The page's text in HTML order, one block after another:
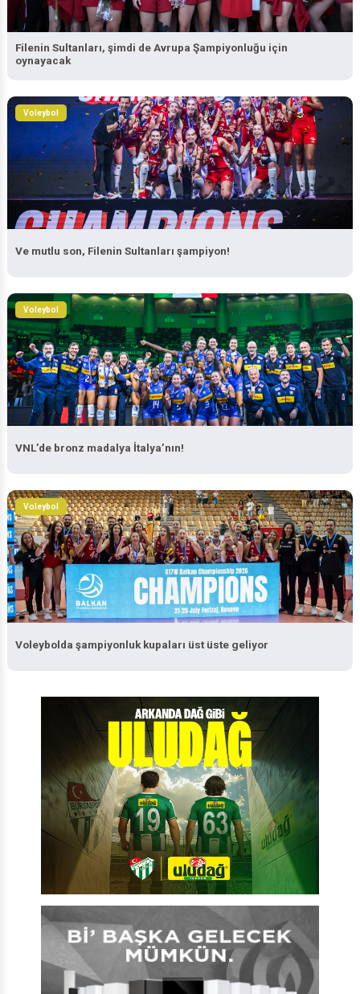
Filenin Sultanları, şimdi de Avrupa Şampiyonluğu için
oynayacak
Voleybol
Ve mutlu son, Filenin Sultanları şampiyon!
Voleybol
VNL’de bronz madalya İtalya’nın!
Voleybol
Voleybolda şampiyonluk kupaları üst üste geliyor